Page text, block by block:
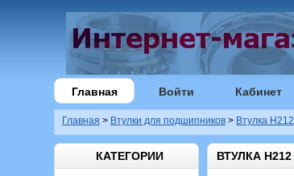
Главная Войти Кабинет
Главная > Втулки для подшипников > Втулка H212
КАТЕГОРИИ ВТУЛКА H212